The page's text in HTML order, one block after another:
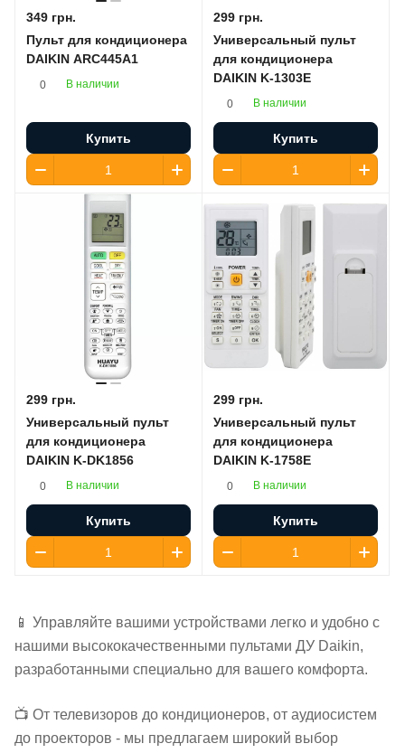
349 грн.
Пульт для кондиционера
DAIKIN ARC445A1
0 В наличии
Купить
299 грн.
Универсальный пульт
для кондиционера
DAIKIN K-1303E
0 В наличии
Купить
299 грн.
Универсальный пульт
для кондиционера
DAIKIN K-DK1856
0 В наличии
Купить
299 грн.
Универсальный пульт
для кондиционера
DAIKIN K-1758E
0 В наличии
Купить
📱 Управляйте вашими устройствами легко и удобно с
нашими высококачественными пультами ДУ Daikin,
разработанными специально для вашего комфорта.
📺 От телевизоров до кондиционеров, от аудиосистем
до проекторов - мы предлагаем широкий выбор